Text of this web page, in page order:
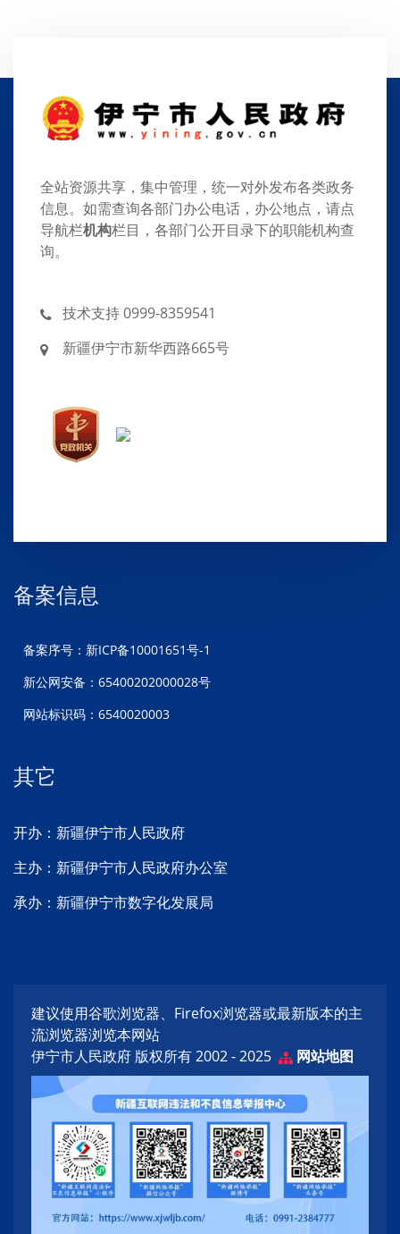
全站资源共享，集中管理，统一对外发布各类政务
信息。如需查询各部门办公电话，办公地点，请点
导航栏机构栏目，各部门公开目录下的职能机构查
询。
技术支持 0999-8359541
新疆伊宁市新华西路665号
备案信息
备案序号：新ICP备10001651号-1
新公网安备：65400202000028号
网站标识码：6540020003
其它
开办：新疆伊宁市人民政府
主办：新疆伊宁市人民政府办公室
承办：新疆伊宁市数字化发展局
建议使用谷歌浏览器、Firefox浏览器或最新版本的主
流浏览器浏览本网站
伊宁市人民政府 版权所有 2002 - 2025
网站地图